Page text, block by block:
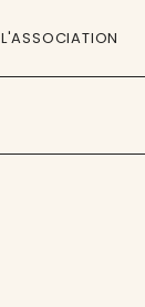
L'ASSOCIATION